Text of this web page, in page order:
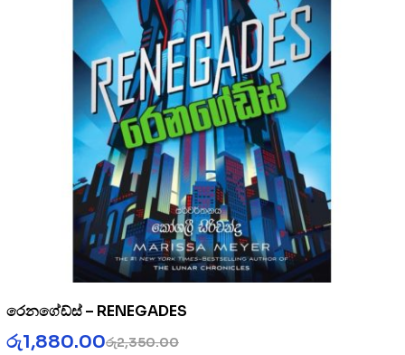
රෙනගේඩ්ස් – RENEGADES
රු2,350.00
රු1,880.00